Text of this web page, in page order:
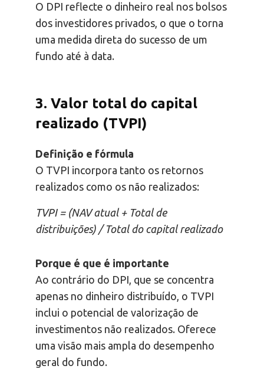
O DPI reflecte o dinheiro real nos bolsos
dos investidores privados, o que o torna
uma medida direta do sucesso de um
fundo até à data.
3. Valor total do capital
realizado (TVPI)
Definição e fórmula
O TVPI incorpora tanto os retornos
realizados como os não realizados:
TVPI = (NAV atual + Total de
distribuições) / Total do capital realizado
Porque é que é importante
Ao contrário do DPI, que se concentra
apenas no dinheiro distribuído, o TVPI
inclui o potencial de valorização de
investimentos não realizados. Oferece
uma visão mais ampla do desempenho
geral do fundo.